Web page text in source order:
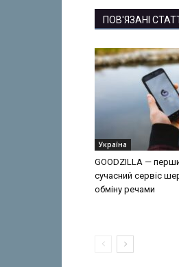
ПОВ'ЯЗАНІ
Україна
GOODZILLA —
сучасний сервіс
обміну речами